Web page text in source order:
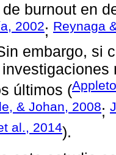
burnout en
2002; Reynaga
embargo, si
últimos (
& Johan, 2008;
al., 2014).